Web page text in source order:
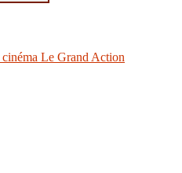
Le Grand Action